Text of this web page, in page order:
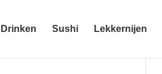
Drinken Sushi Lekkernijen